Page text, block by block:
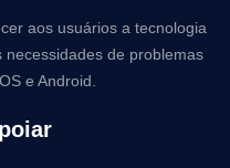
aos usuários a tecnologia
de problemas
e Android.